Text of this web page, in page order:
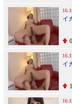
イ
0
イ
1